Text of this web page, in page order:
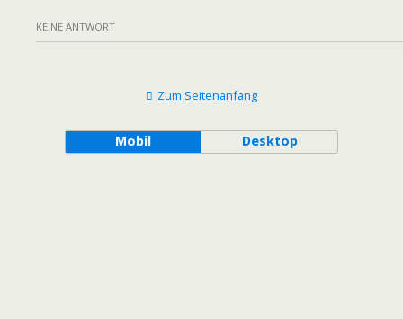
KEINE ANTWORT
Zum Seitenanfang
Mobil Desktop